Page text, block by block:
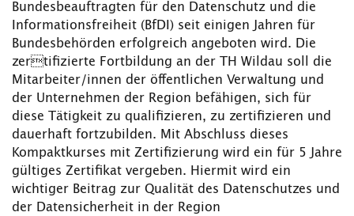
Bundesbeauftragten für den Datenschutz und die
Informationsfreiheit (BfDI) seit einigen Jahren für
Bundesbehörden erfolgreich angeboten wird. Die
zertifizierte Fortbildung an der TH Wildau soll die
Mitarbeiter/innen der öffentlichen Verwaltung und
der Unternehmen der Region befähigen, sich für
diese Tätigkeit zu qualifizieren, zu zertifizieren und
dauerhaft fortzubilden. Mit Abschluss dieses
Kompaktkurses mit Zertifizierung wird ein für 5 Jahre
gültiges Zertifikat vergeben. Hiermit wird ein
wichtiger Beitrag zur Qualität des Datenschutzes und
der Datensicherheit in der Region